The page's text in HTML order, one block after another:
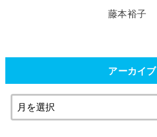
藤本裕子
アーカイブ